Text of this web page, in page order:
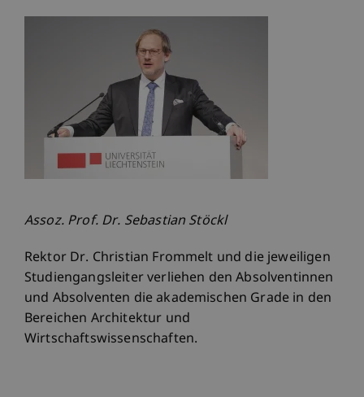
Assoz. Prof. Dr. Sebastian Stöckl
Rektor Dr. Christian Frommelt und die jeweiligen
Studiengangsleiter verliehen den Absolventinnen
und Absolventen die akademischen Grade in den
Bereichen Architektur und
Wirtschaftswissenschaften.